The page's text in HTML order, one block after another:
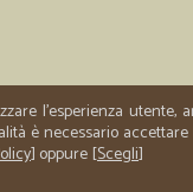
l'esperienza
è necessario
] oppure [Scegli]